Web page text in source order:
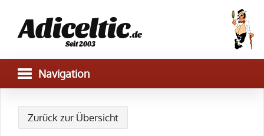
Adiceltic.de
Seit 2003
Zurück zur Übersicht